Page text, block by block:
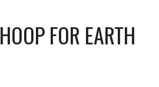
HOOP FOR EARTH